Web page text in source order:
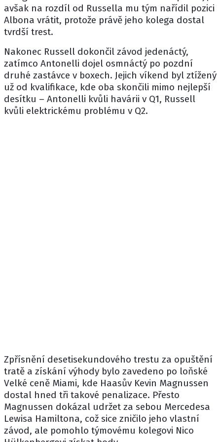
avšak na rozdíl od Russella mu tým nařídil pozici
Albona vrátit, protože právě jeho kolega dostal
tvrdší trest.
Nakonec Russell dokončil závod jedenáctý,
zatímco Antonelli dojel osmnáctý po pozdní
druhé zastávce v boxech. Jejich víkend byl ztížený
už od kvalifikace, kde oba skončili mimo nejlepší
desítku – Antonelli kvůli havárii v Q1, Russell
kvůli elektrickému problému v Q2.
Zpřísnění desetisekundového trestu za opuštění
tratě a získání výhody bylo zavedeno po loňské
Velké ceně Miami, kde Haasův Kevin Magnussen
dostal hned tři takové penalizace. Přesto
Magnussen dokázal udržet za sebou Mercedesa
Lewisa Hamiltona, což sice zničilo jeho vlastní
závod, ale pomohlo týmovému kolegovi Nico